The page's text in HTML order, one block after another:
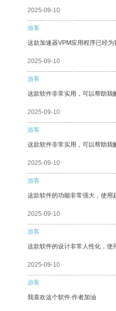
2025-09-10
游客
这款加速器VPM应用程序已经为
2025-09-10
游客
这款软件非常实用，可以帮助我
2025-09-10
游客
这款软件非常实用，可以帮助我
2025-09-10
游客
这款软件的功能非常强大，使用
2025-09-10
游客
这款软件的设计非常人性化，使
2025-09-10
游客
我喜欢这个软件 作者加油